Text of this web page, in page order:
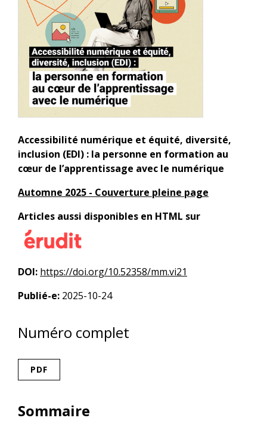
Accessibilité numérique et équité, diversité,
inclusion (EDI) : la personne en formation au
cœur de l’apprentissage avec le numérique
Automne 2025 - Couverture pleine page
Articles aussi disponibles en HTML sur
DOI: https://doi.org/10.52358/mm.vi21
Publié-e: 2025-10-24
Numéro complet
PDF
Sommaire